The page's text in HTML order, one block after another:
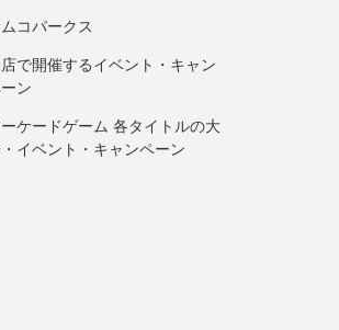
コパークス
で開催するイベント・キャン
ン
ケードゲーム 各タイトルの大
イベント・キャンペーン